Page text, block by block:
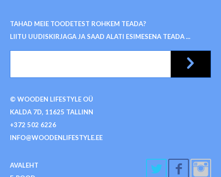
TAHAD MEIE TOODETEST ROHKEM TEADA?
LIITU UUDISKIRJAGA JA SAAD ALATI ESIMESENA TEADA ...
© WOODEN LIFESTYLE OÜ
KALDA 7D, 11625 TALLINN
+372 502 6226
INFO@WOODENLIFESTYLE.EE
AVALEHT